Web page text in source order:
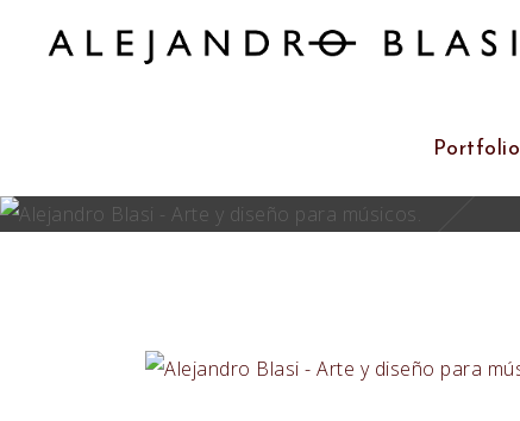
Portfolio